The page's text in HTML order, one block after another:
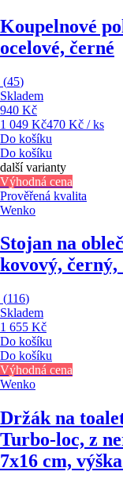
Koupelnové
ocelové, černé
(45)
Skladem
940 Kč
1 049 Kč470 Kč / ks
Do košíku
Do košíku
další varianty
Výhodná cena
Prověřená kvalita
Wenko
Stojan na
kovový, černý,
(116)
Skladem
1 655 Kč
Do košíku
Do košíku
Výhodná cena
Wenko
Držák na
Turbo-loc, z
7x16 cm,